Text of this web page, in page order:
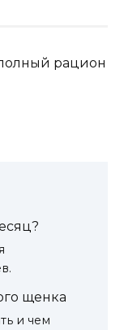
рацион
щенка
и чем